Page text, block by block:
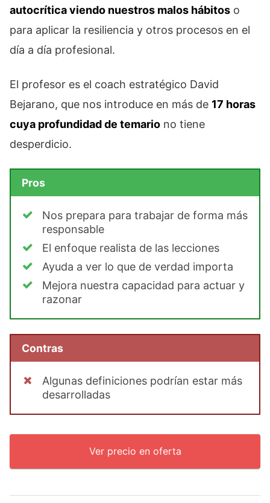
autocrítica viendo nuestros malos hábitos o
para aplicar la resiliencia y otros procesos en el
día a día profesional.
El profesor es el coach estratégico David
Bejarano, que nos introduce en más de 17 horas
cuya profundidad de temario no tiene
desperdicio.
Pros
Nos prepara para trabajar de forma más
responsable
El enfoque realista de las lecciones
Ayuda a ver lo que de verdad importa
Mejora nuestra capacidad para actuar y
razonar
Contras
Algunas definiciones podrían estar más
desarrolladas
Ver precio en oferta